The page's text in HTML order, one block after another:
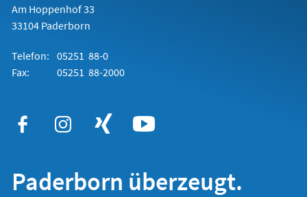
Am Hoppenhof 33
33104 Paderborn
Telefon: 05251 88-0
Fax:
05251 88-2000
Paderborn überzeugt.